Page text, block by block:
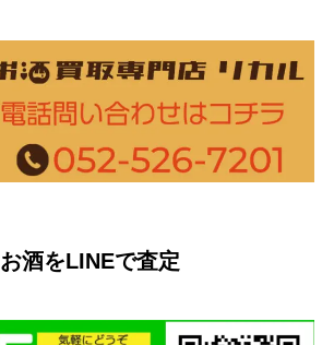
お酒をLINEで査定